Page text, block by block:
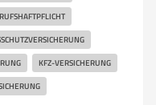
KFZ-VERSICHERUNG